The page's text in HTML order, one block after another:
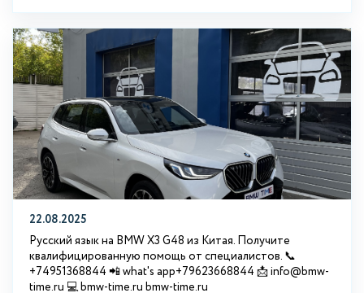
22.08.2025
Русский язык на BMW X3 G48 из Китая. Получите
квалифицированную помощь от специалистов. 📞
+74951368844 📲 what's app+79623668844 📩 info@bmw-
time.ru 💻 bmw-time.ru bmw-time.ru